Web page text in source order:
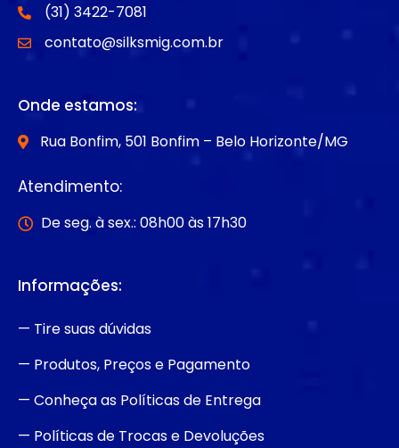
(31) 3422-7081
contato@silksmig.com.br
Onde estamos:
Rua Bonfim, 501 Bonfim – Belo Horizonte/MG
Atendimento:
De seg. à sex.: 08h00 às 17h30
Informações:
— Tire suas dúvidas
— Produtos, Preços e Pagamento
— Conheça as Políticas de Entrega
— Políticas de Trocas e Devoluções